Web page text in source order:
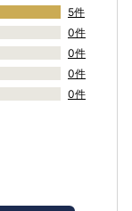
5件
0件
0件
0件
0件